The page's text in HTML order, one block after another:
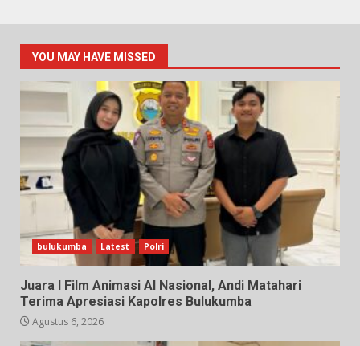
YOU MAY HAVE MISSED
bulukumba Latest Polri
Juara I Film Animasi AI Nasional, Andi Matahari
Terima Apresiasi Kapolres Bulukumba
Agustus 6, 2026